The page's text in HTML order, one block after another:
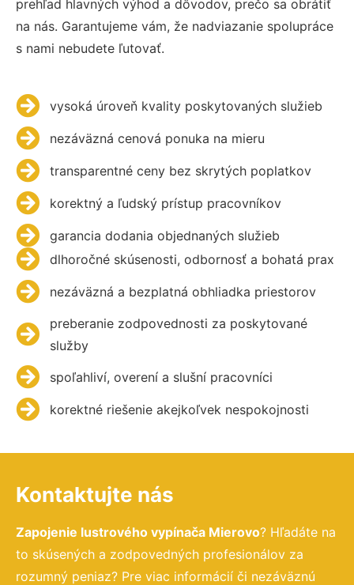
prehľad hlavných výhod a dôvodov, prečo sa obrátiť
na nás. Garantujeme vám, že nadviazanie spolupráce
s nami nebudete ľutovať.
vysoká úroveň kvality poskytovaných služieb
nezáväzná cenová ponuka na mieru
transparentné ceny bez skrytých poplatkov
korektný a ľudský prístup pracovníkov
garancia dodania objednaných služieb
dlhoročné skúsenosti, odbornosť a bohatá prax
nezáväzná a bezplatná obhliadka priestorov
preberanie zodpovednosti za poskytované
služby
spoľahliví, overení a slušní pracovníci
korektné riešenie akejkoľvek nespokojnosti
Kontaktujte nás
Zapojenie lustrového vypínača Mierovo? Hľadáte na
to skúsených a zodpovedných profesionálov za
rozumný peniaz? Pre viac informácií či nezáväznú